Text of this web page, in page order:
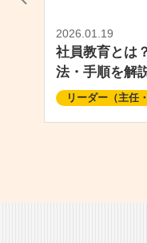
2026.01.19
社員教育とは
法・手順を解
リーダー（主任